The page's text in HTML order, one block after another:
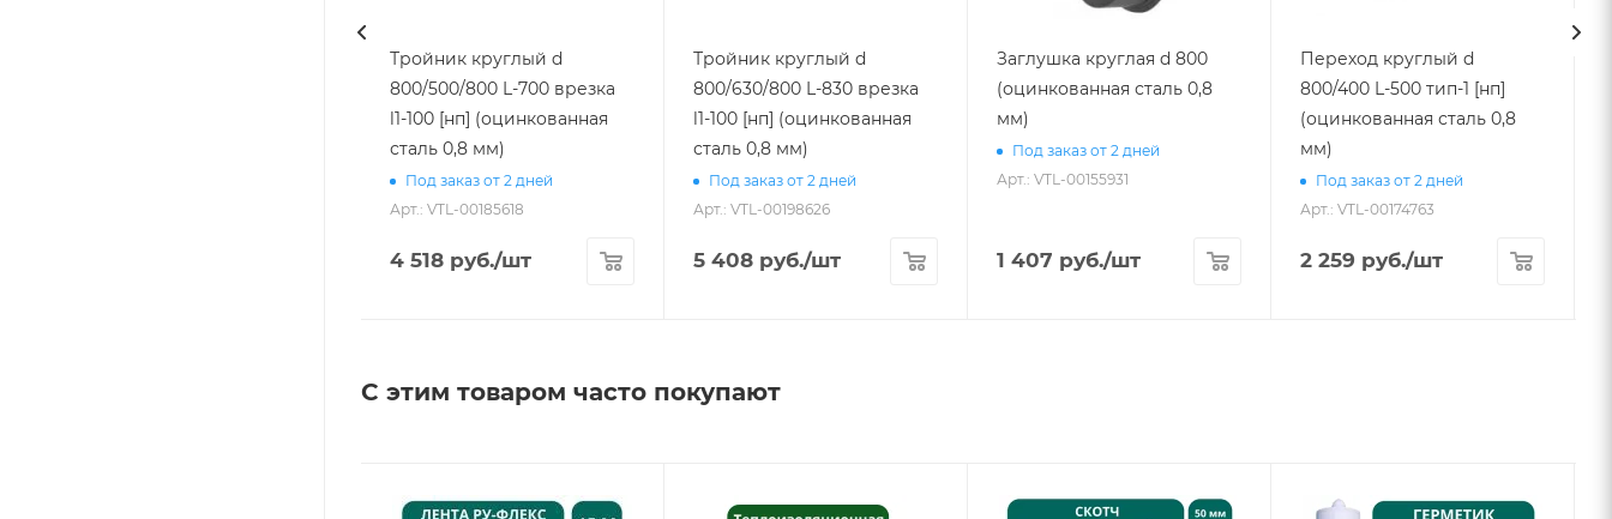
Тройник круглый d
800/500/800 L-700 врезка
l1-100 [нп] (оцинкованная
сталь 0,8 мм)
Под заказ от 2 дней
Арт.: VTL-00185618
4 518 руб./шт
Тройник круглый d
800/630/800 L-830 врезка
l1-100 [нп] (оцинкованная
сталь 0,8 мм)
Под заказ от 2 дней
Арт.: VTL-00198626
5 408 руб./шт
Заглушка круглая d 800
(оцинкованная сталь 0,8
мм)
Под заказ от 2 дней
Арт.: VTL-00155931
1 407 руб./шт
Переход круглый d
800/400 L-500 тип-1 [нп]
(оцинкованная сталь 0,8
мм)
Под заказ от 2 дней
Арт.: VTL-00174763
2 259 руб./шт
С этим товаром часто покупают